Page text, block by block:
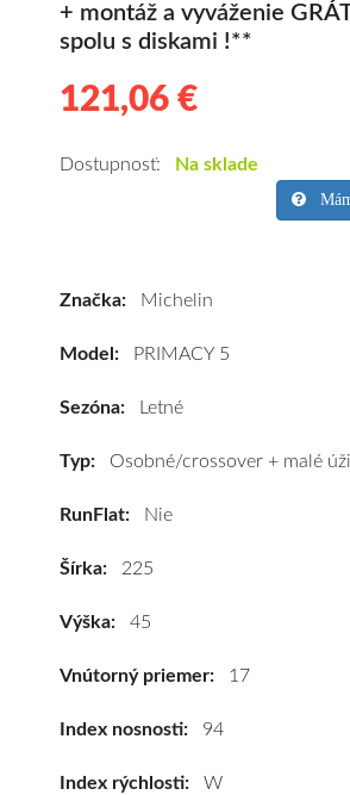
+ montáž a vyváženie
spolu s diskami !**
121,06 €
pneumatiky
PRIMACY
(XL)*
vám
obujeme
Dostupnosť: Na sklade
Značka: Michelin
Model: PRIMACY 5
Sezóna: Letné
Typ: Osobné/crossover + malé
RunFlat: Nie
Šírka: 225
Výška: 45
Vnútorný priemer: 17
Index nosnosti: 94
Index rýchlosti: W